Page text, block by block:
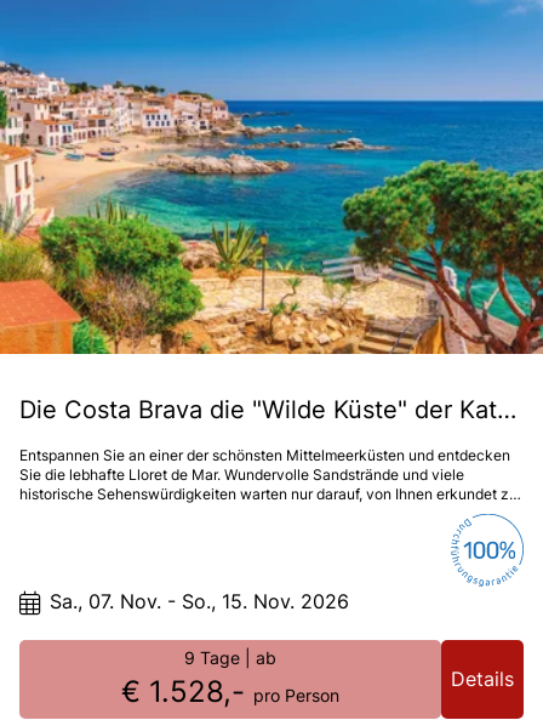
Die Costa Brava die "Wilde Küste" der Katalanen
Entspannen Sie an einer der schönsten Mittelmeerküsten und entdecken
Sie die lebhafte Lloret de Mar. Wundervolle Sandstrände und viele
historische Sehenswürdigkeiten warten nur darauf, von Ihnen erkundet zu
Sa., 07. Nov. - So., 15. Nov. 2026
9 Tage | ab
€ 1.528,- pro Person
Details